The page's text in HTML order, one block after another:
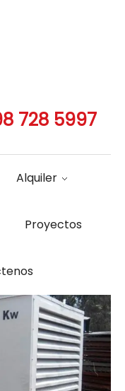
728 5997
Alquiler
Proyectos